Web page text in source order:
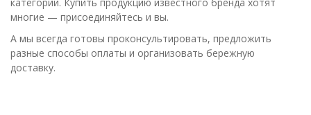
многие — присоединяйтесь и вы.
А мы всегда готовы проконсультировать, предложить
разные способы оплаты и организовать бережную
доставку.